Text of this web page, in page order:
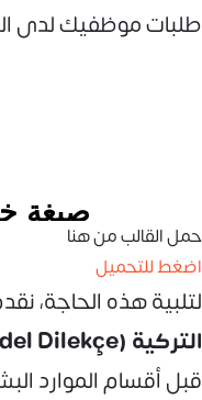
طلبات موظفيك لدى
حمل القالب من هنا
اضغط للتحميل
لتلبية هذه الحاجة،
التركية (Model Dilekçe)
قبل أقسام الموارد